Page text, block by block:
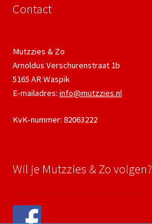
Contact
Mutzzies & Zo
Arnoldus Verschurenstraat 1b
5165 AR Waspik
E-mailadres: info@mutzzies.nl
KvK-nummer: 82063222
Wil je Mutzzies & Zo volgen?